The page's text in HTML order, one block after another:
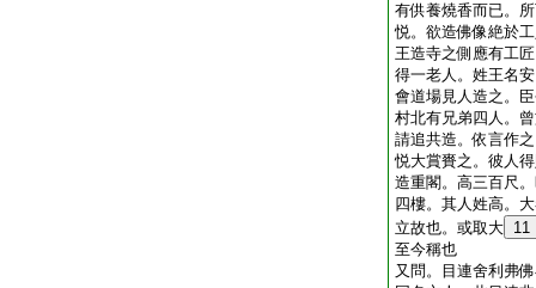
有供養燒香而已。
悦。欲造佛像絶於
王造寺之側應有工
得一老人。姓王名
會道場見人造之。
村北有兄弟四人。
請追共造。依言作
悦大賞賚之。彼人
造重閣。高三百尺
四樓。其人姓高。
立故也。或取大 11
至今稱也
又問。目連舍利弗